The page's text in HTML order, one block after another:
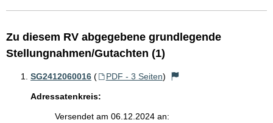
Zu diesem RV abgegebene grundlegende
Stellungnahmen/Gutachten (1)
SG2412060016 ( PDF - 3 Seiten)
Adressatenkreis:
Versendet am 06.12.2024 an: